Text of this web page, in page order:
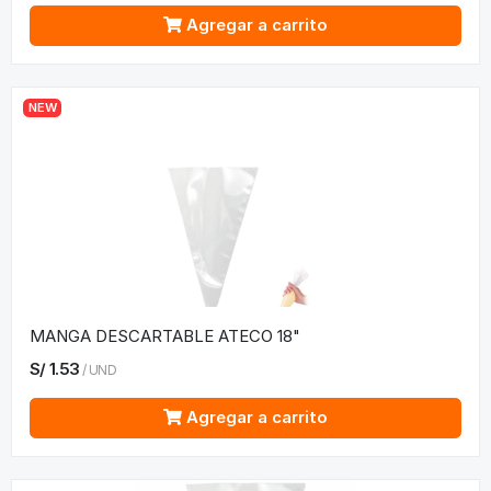
Agregar a carrito
NEW
MANGA DESCARTABLE ATECO 18"
S/1.53 / UND
Agregar a carrito